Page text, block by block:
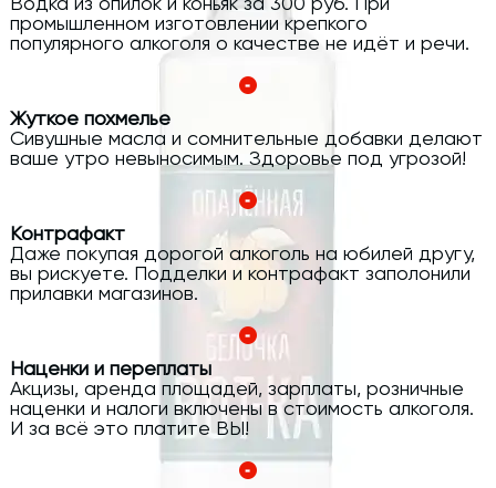
Водка из опилок и коньяк за 300 руб. При
промышленном изготовлении крепкого
популярного алкоголя о качестве не идёт и речи.
Жуткое похмелье
Сивушные масла и сомнительные добавки делают
ваше утро невыносимым. Здоровье под угрозой!
Контрафакт
Даже покупая дорогой алкоголь на юбилей другу,
вы рискуете. Подделки и контрафакт заполонили
прилавки магазинов.
Наценки и переплаты
Акцизы, аренда площадей, зарплаты, розничные
наценки и налоги включены в стоимость алкоголя.
И за всё это платите ВЫ!